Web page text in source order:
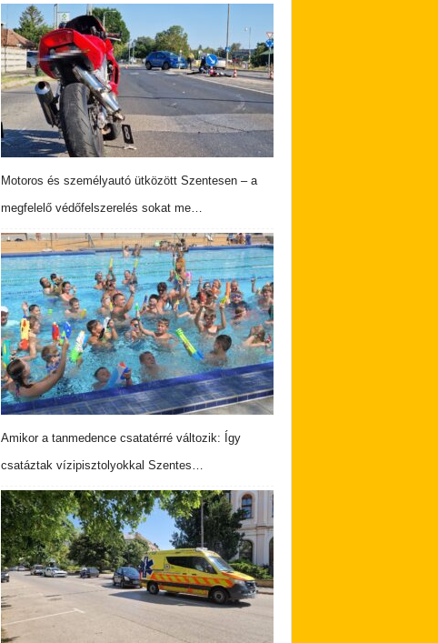
Motoros és személyautó ütközött Szentesen – a
megfelelő védőfelszerelés sokat me…
Amikor a tanmedence csatatérré változik: Így
csatáztak vízipisztolyokkal Szentes…